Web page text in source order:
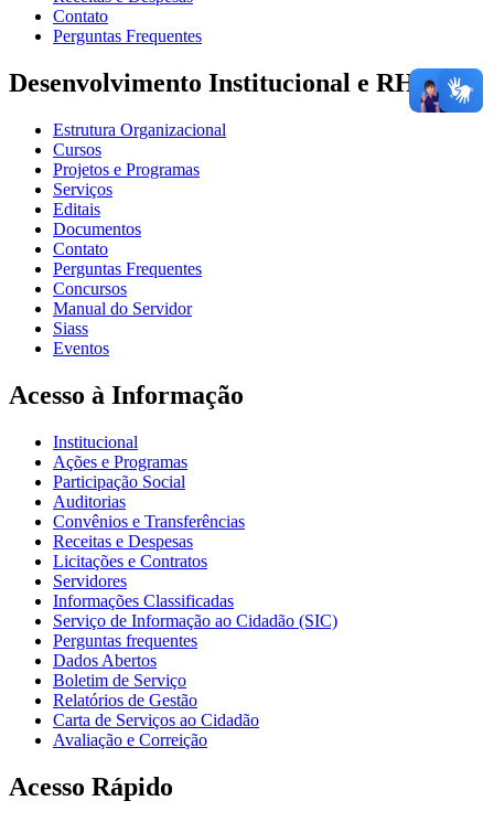
Contato
Perguntas Frequentes
Desenvolvimento Institucional e RH
Estrutura Organizacional
Cursos
Projetos e Programas
Serviços
Editais
Documentos
Contato
Perguntas Frequentes
Concursos
Manual do Servidor
Siass
Eventos
Acesso à Informação
Institucional
Ações e Programas
Participação Social
Auditorias
Convênios e Transferências
Receitas e Despesas
Licitações e Contratos
Servidores
Informações Classificadas
Serviço de Informação ao Cidadão (SIC)
Perguntas frequentes
Dados Abertos
Boletim de Serviço
Relatórios de Gestão
Carta de Serviços ao Cidadão
Avaliação e Correição
Acesso Rápido